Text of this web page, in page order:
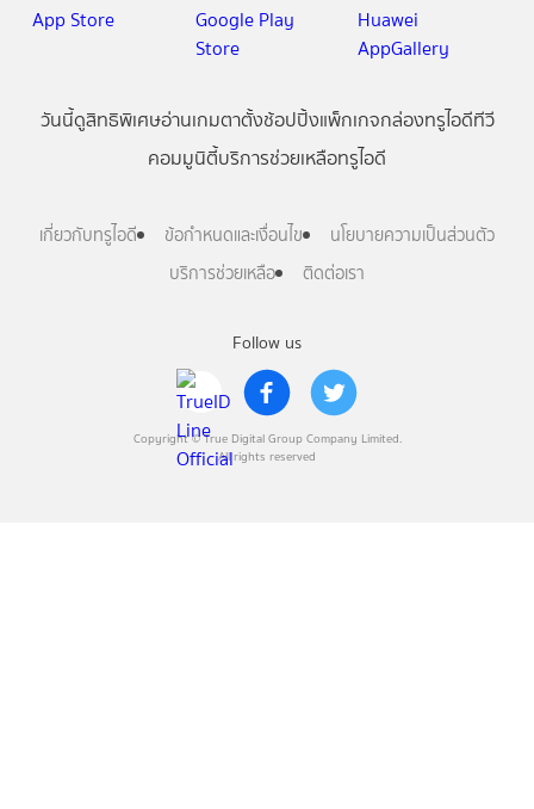
Follow us
Copyright © True Digital Group Company Limited.
All rights reserved
วันนี้ดูสิทธิพิเศษอ่านเกมตาตั้งช้อปปิ้งแพ็กเกจกล่องทรูไอดีทีวี
คอมมูนิตี้บริการช่วยเหลือทรูไอดี
เกี่ยวกับทรูไอดี ข้อกำหนดและเงื่อนไข
นโยบายความเป็นส่วนตัว
บริการช่วยเหลือ
ติดต่อเรา